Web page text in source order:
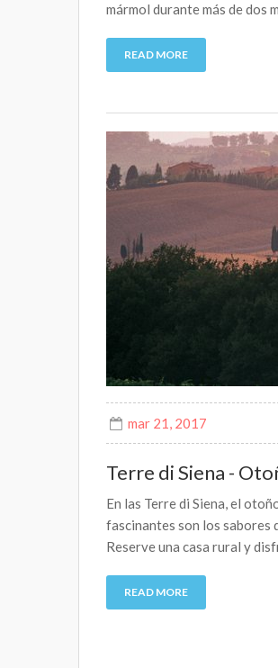
mármol durante más de dos
READ MORE
mar 21, 2017
Terre di Siena -
En las Terre di Siena, el
fascinantes son los sabores
Reserve una casa rural y
READ MORE